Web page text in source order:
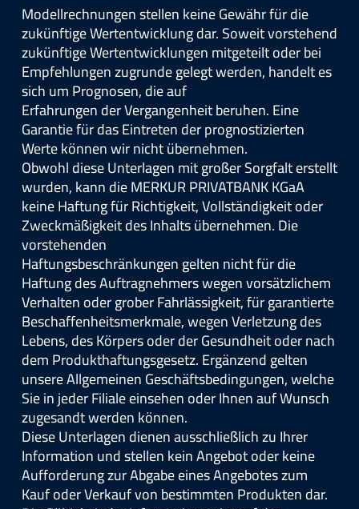
Modellrechnungen stellen keine Gewähr für die
zukünftige Wertentwicklung dar. Soweit vorstehend
zukünftige Wertentwicklungen mitgeteilt oder bei
Empfehlungen zugrunde gelegt werden, handelt es
sich um Prognosen, die auf
Erfahrungen der Vergangenheit beruhen. Eine
Garantie für das Eintreten der prognostizierten
Werte können wir nicht übernehmen.
Obwohl diese Unterlagen mit großer Sorgfalt erstellt
wurden, kann die MERKUR PRIVATBANK KGaA
keine Haftung für Richtigkeit, Vollständigkeit oder
Zweckmäßigkeit des Inhalts übernehmen. Die
vorstehenden
Haftungsbeschränkungen gelten nicht für die
Haftung des Auftragnehmers wegen vorsätzlichem
Verhalten oder grober Fahrlässigkeit, für garantierte
Beschaffenheitsmerkmale, wegen Verletzung des
Lebens, des Körpers oder der Gesundheit oder nach
dem Produkthaftungsgesetz. Ergänzend gelten
unsere Allgemeinen Geschäftsbedingungen, welche
Sie in jeder Filiale einsehen oder Ihnen auf Wunsch
zugesandt werden können.
Diese Unterlagen dienen ausschließlich zu Ihrer
Information und stellen kein Angebot oder keine
Aufforderung zur Abgabe eines Angebotes zum
Kauf oder Verkauf von bestimmten Produkten dar.